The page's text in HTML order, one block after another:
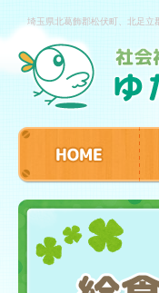
埼玉県北葛飾郡松伏町、北足立